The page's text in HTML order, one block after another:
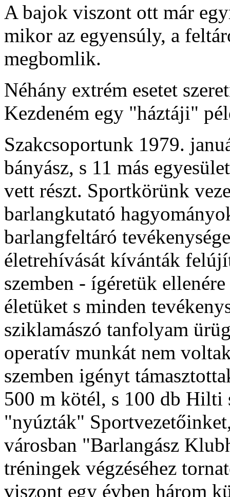
A bajok viszont ott már
mikor az egyensúly, a
megbomlik.
Néhány extrém esetet
Kezdeném egy "háztáji"
Szakcsoportunk 1979.
bányász, s 11 más
vett részt. Sportkörünk
barlangkutató
barlangfeltáró
életrehívását kívánták
szemben - ígéretük
életüket s minden
sziklamászó tanfolyam
operatív munkát nem
szemben igényt
500 m kötél, s 100 db Hilti
"nyúzták"
városban "Barlangász
tréningek végzéséhez
viszont egy évben három